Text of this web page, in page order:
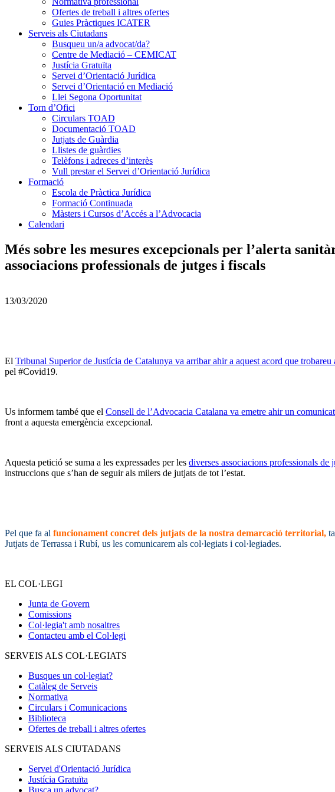
Ofertes de treball i altres ofertes
Guies Pràctiques ICATER
Serveis als Ciutadans
Busqueu un/a advocat/da?
Centre de Mediació – CEMICAT
Justícia Gratuïta
Servei d’Orientació Jurídica
Servei d’Orientació en Mediació
Llei Segona Oportunitat
Torn d’Ofici
Circulars TOAD
Documentació TOAD
Jutjats de Guàrdia
Llistes de guàrdies
Telèfons i adreces d’interès
Vull prestar el Servei d’Orientació Jurídica
Formació
Escola de Pràctica Jurídica
Formació Continuada
Màsters i Cursos d’Accés a l’Advocacia
Calendari
Més sobre les mesures excepcionals per l’alerta
associacions professionals de jutges i fiscals
13/03/2020
El Tribunal Superior de Justícia de Catalunya va arribar ahir a aquest acord que
pel #Covid19.
Us informem també que el Consell de l’Advocacia Catalana va emetre ahir un
front a aquesta emergència excepcional.
Aquesta petició se suma a les expressades per les diverses associacions professionals
instruccions que s’han de seguir als milers de jutjats de tot l’estat.
Pel que fa al funcionament concret dels jutjats de la nostra demarcació territorial,
Jutjats de Terrassa i Rubí, us les comunicarem als col·legiats i col·legiades.
EL COL·LEGI
Junta de Govern
Comissions
Col·legia't amb nosaltres
Contacteu amb el Col·legi
SERVEIS ALS COL·LEGIATS
Busques un col·legiat?
Catàleg de Serveis
Normativa
Circulars i Comunicacions
Biblioteca
Ofertes de treball i altres ofertes
SERVEIS ALS CIUTADANS
Servei d'Orientació Jurídica
Justícia Gratuïta
Busca un advocat?